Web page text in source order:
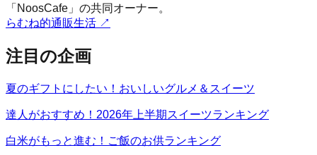
「NoosCafe」の共同オーナー。
らむね的通販生活 ↗
注目の企画
夏のギフトにしたい！おいしいグルメ＆スイーツ
達人がおすすめ！2026年上半期スイーツランキング
白米がもっと進む！ご飯のお供ランキング